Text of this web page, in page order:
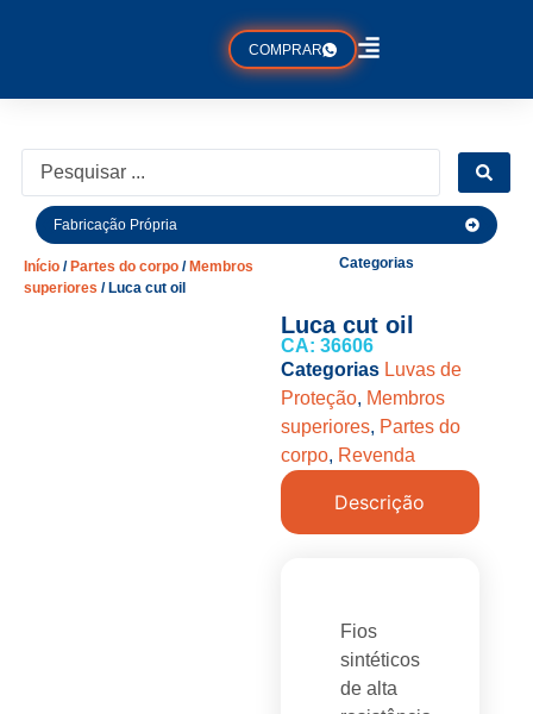
COMPRAR
Fabricação Própria
Início / Partes do corpo / Membros
superiores / Luca cut oil
Categorias
Luca cut oil
CA: 36606
Categorias Luvas de
Proteção, Membros
superiores, Partes do
corpo, Revenda
Descrição
Fios
sintéticos
de alta